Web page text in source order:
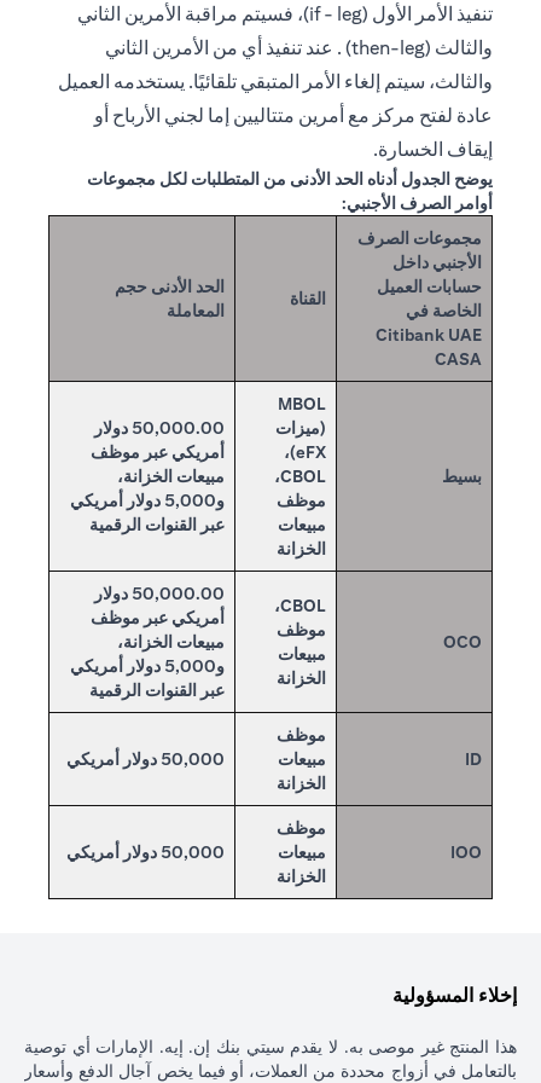
تنفيذ الأمر الأول (if - leg)، فسيتم مراقبة الأمرين الثاني
والثالث (then-leg) . عند تنفيذ أي من الأمرين الثاني
والثالث، سيتم إلغاء الأمر المتبقي تلقائيًا. يستخدمه العميل
عادة لفتح مركز مع أمرين متتاليين إما لجني الأرباح أو
إيقاف الخسارة.
يوضح الجدول أدناه الحد الأدنى من المتطلبات لكل مجموعات
أوامر الصرف الأجنبي:
مجموعات الصرف
الأجنبي داخل
حسابات العميل
الخاصة في
Citibank UAE
CASA
القناة
الحد الأدنى حجم
المعاملة
بسيط
MBOL
(ميزات
eFX)،
CBOL،
موظف
مبيعات
الخزانة
50,000.00 دولار
أمريكي عبر موظف
مبيعات الخزانة،
و5,000 دولار أمريكي
عبر القنوات الرقمية
OCO
CBOL،
موظف
مبيعات
الخزانة
50,000.00 دولار
أمريكي عبر موظف
مبيعات الخزانة،
و5,000 دولار أمريكي
عبر القنوات الرقمية
ID
موظف
مبيعات
الخزانة
50,000 دولار أمريكي
IOO
موظف
مبيعات
الخزانة
50,000 دولار أمريكي
إخلاء المسؤولية
هذا المنتج غير موصى به. لا يقدم سيتي بنك إن. إيه. الإمارات أي توصية
بالتعامل في أزواج محددة من العملات، أو فيما يخص آجال الدفع وأسعار